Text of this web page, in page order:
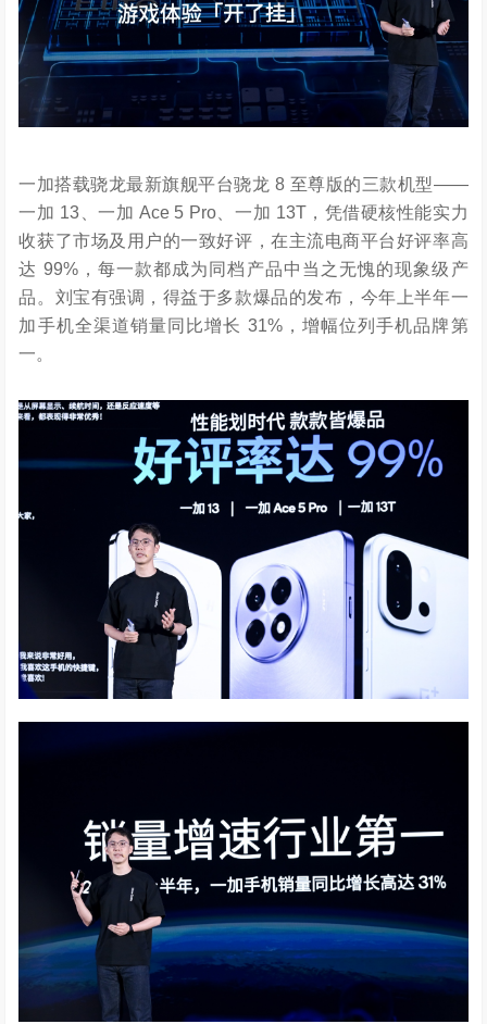
一加搭载骁龙最新旗舰平台骁龙 8 至尊版的三款机型——
一加 13、一加 Ace 5 Pro、一加 13T，凭借硬核性能实力
收获了市场及用户的一致好评，在主流电商平台好评率高
达 99%，每一款都成为同档产品中当之无愧的现象级产
品。刘宝有强调，得益于多款爆品的发布，今年上半年一
加手机全渠道销量同比增长 31%，增幅位列手机品牌第
一。